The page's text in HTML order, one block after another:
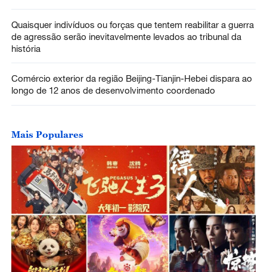
Quaisquer indivíduos ou forças que tentem reabilitar a guerra
de agressão serão inevitavelmente levados ao tribunal da
história
Comércio exterior da região Beijing-Tianjin-Hebei dispara ao
longo de 12 anos de desenvolvimento coordenado
Mais Populares